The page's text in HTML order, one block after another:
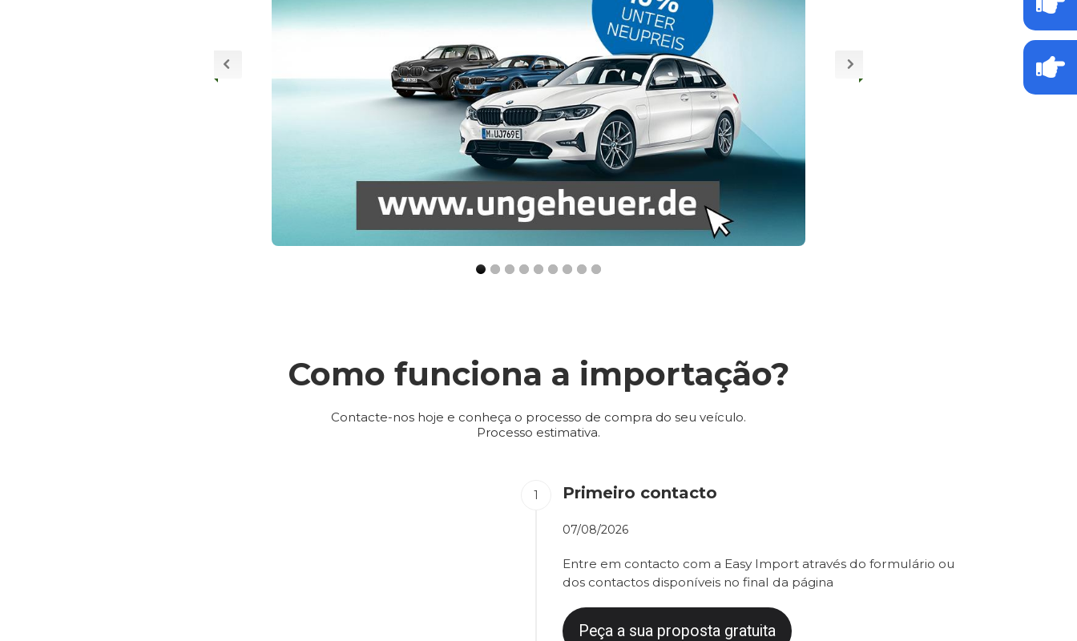
Como funciona a importação?
Contacte-nos hoje e conheça o processo de compra do seu veículo.
Processo estimativa.
Primeiro contacto
07/08/2026
Entre em contacto com a Easy Import através do formulário ou
dos contactos disponíveis no final da página
Peça a sua proposta gratuita